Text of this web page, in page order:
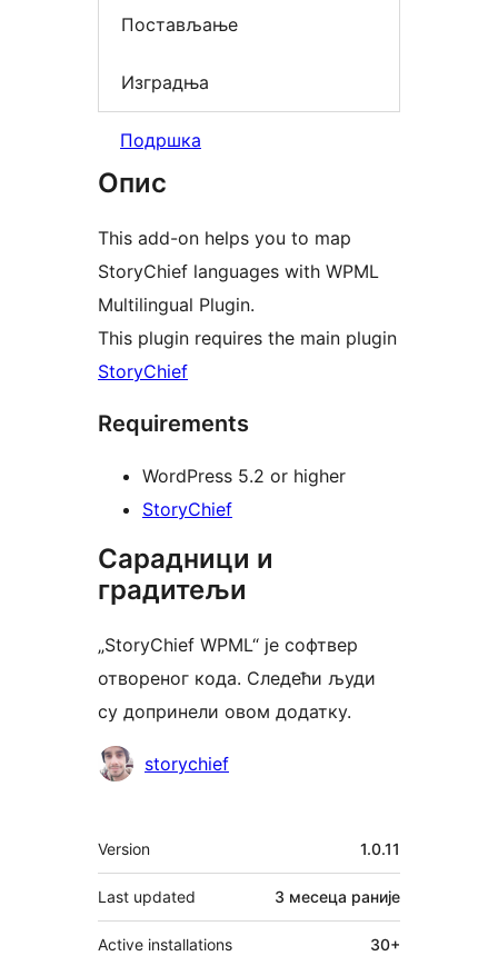
Постављање
Изградња
Подршка
Опис
This add-on helps you to map
StoryChief languages with WPML
Multilingual Plugin.
This plugin requires the main plugin
StoryChief
Requirements
WordPress 5.2 or higher
StoryChief
Сарадници и
градитељи
„StoryChief WPML“ је софтвер
отвореног кода. Следећи људи
су допринели овом додатку.
Сарадници
storychief
Мета
Version 1.0.11
Last updated 3 месеца раније
Active installations 30+